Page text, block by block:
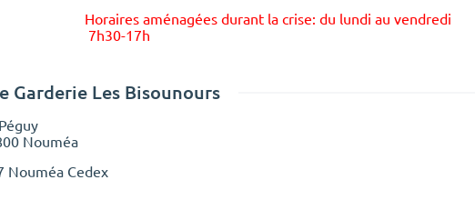
Horaires aménagées durant la crise: du lundi au vendredi
7h30-17h
Garderie Les Bisounours
Nouméa
Nouméa Cedex